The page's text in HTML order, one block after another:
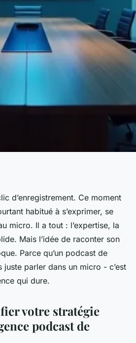
stratégie
agence podcast
•7 min de lecture
d’enregistrement. Ce moment
habitué à s’exprimer, se
micro. Il a tout : l’expertise, la
Mais l’idée de raconter son
Parce qu’un podcast de
juste parler dans un micro - c’est
qui dure.
votre stratégie
podcast de